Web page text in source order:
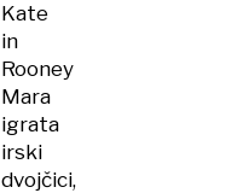
Kate
in
Rooney
Mara
igrata
irski
dvojčici,